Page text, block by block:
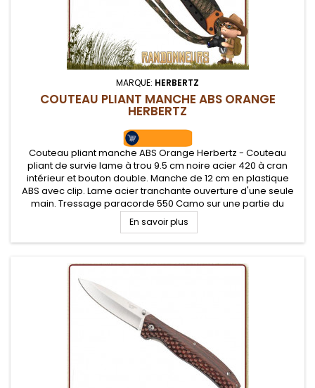
MARQUE: HERBERTZ
COUTEAU PLIANT MANCHE ABS ORANGE
HERBERTZ
Couteau pliant manche ABS Orange Herbertz - Couteau
pliant de survie lame à trou 9.5 cm noire acier 420 à cran
intérieur et bouton double. Manche de 12 cm en plastique
ABS avec clip. Lame acier tranchante ouverture d'une seule
main. Tressage paracorde 550 Camo sur une partie du
manche.
En savoir plus